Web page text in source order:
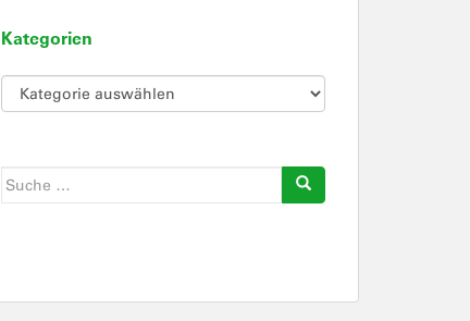
Kategorien
Kategorien
Suche